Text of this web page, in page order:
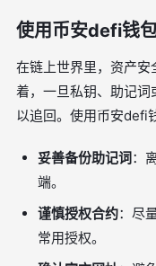
使用币安defi钱
在链上世界里，资产安
着，一旦私钥、助记
以追回。使用币安defi
妥善备份助记词：
端。
谨慎授权合约：尽
常用授权。